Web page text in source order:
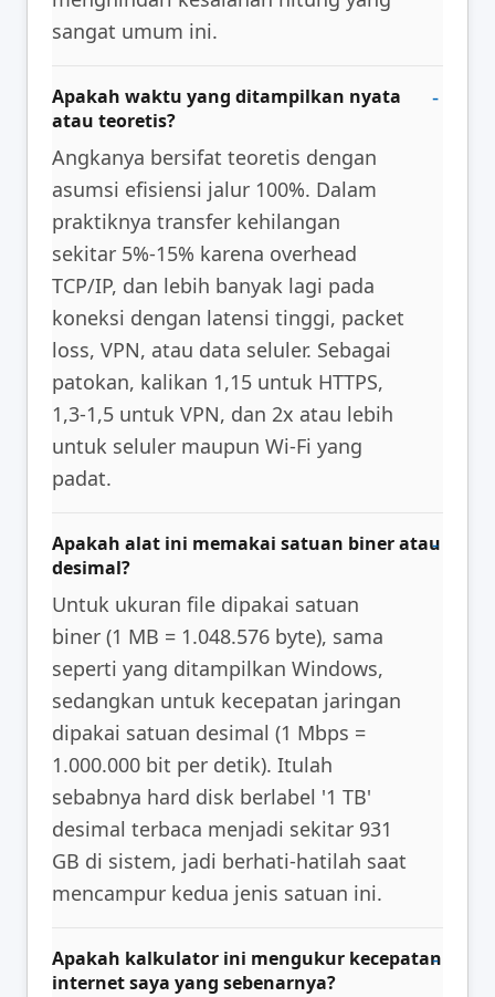
sangat umum ini.
Apakah waktu yang ditampilkan nyata
atau teoretis?
Angkanya bersifat teoretis dengan
asumsi efisiensi jalur 100%. Dalam
praktiknya transfer kehilangan
sekitar 5%-15% karena overhead
TCP/IP, dan lebih banyak lagi pada
koneksi dengan latensi tinggi, packet
loss, VPN, atau data seluler. Sebagai
patokan, kalikan 1,15 untuk HTTPS,
1,3-1,5 untuk VPN, dan 2x atau lebih
untuk seluler maupun Wi-Fi yang
padat.
Apakah alat ini memakai satuan biner atau
desimal?
Untuk ukuran file dipakai satuan
biner (1 MB = 1.048.576 byte), sama
seperti yang ditampilkan Windows,
sedangkan untuk kecepatan jaringan
dipakai satuan desimal (1 Mbps =
1.000.000 bit per detik). Itulah
sebabnya hard disk berlabel '1 TB'
desimal terbaca menjadi sekitar 931
GB di sistem, jadi berhati-hatilah saat
mencampur kedua jenis satuan ini.
Apakah kalkulator ini mengukur kecepatan
internet saya yang sebenarnya?